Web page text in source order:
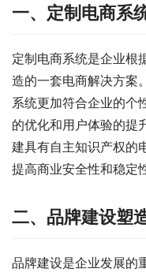
一、定制电商系
定制电商系统是企业根
造的一套电商解决方案
系统更加符合企业的个
的优化和用户体验的提
建具有自主知识产权的
提高商业安全性和稳定
二、品牌建设塑
品牌建设是企业发展的